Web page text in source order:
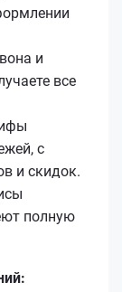
и
все
с
и скидок.
полную